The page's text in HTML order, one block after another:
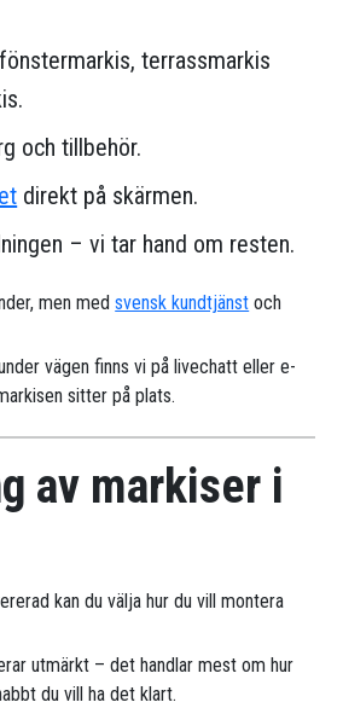
terrassmarkis
och tillbehör.
direkt på skärmen.
– vi tar hand om resten.
men medsvensk kundtjänst och
vägen finns vi på livechatt eller e-
sitter på plats.
av markiser i
kan du välja hur du vill montera
utmärkt – det handlar mest om hur
du vill ha det klart.